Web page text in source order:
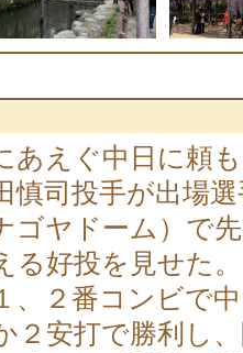
あえぐ中日に頼
慎司投手が出場
ゴヤドーム）で
る好投を見せ
、２番コンビで
２安打で勝利し